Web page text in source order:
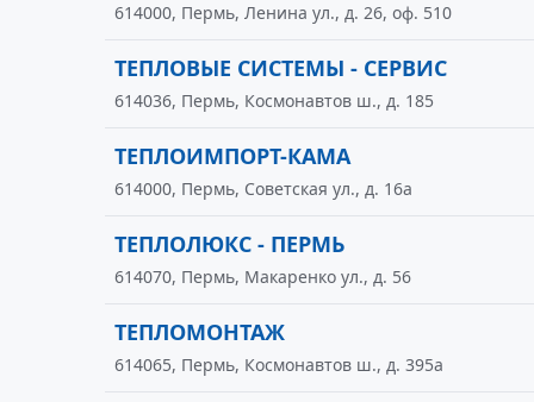
614000, Пермь, Ленина ул., д. 26, оф. 510
ТЕПЛОВЫЕ СИСТЕМЫ - СЕРВИС
614036, Пермь, Космонавтов ш., д. 185
ТЕПЛОИМПОРТ-КАМА
614000, Пермь, Советская ул., д. 16а
ТЕПЛОЛЮКС - ПЕРМЬ
614070, Пермь, Макаренко ул., д. 56
ТЕПЛОМОНТАЖ
614065, Пермь, Космонавтов ш., д. 395а